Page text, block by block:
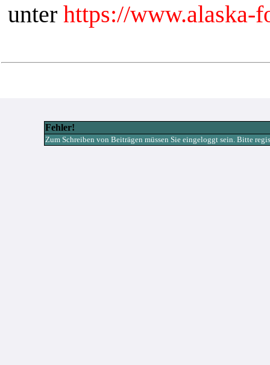
unter https://www.alaska-
Fehler!
Zum Schreiben von Beiträgen müssen Sie eingeloggt sein. Bitte